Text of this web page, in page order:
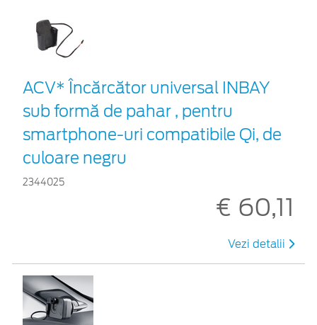
ACV* Încărcător universal INBAY
sub formă de pahar , pentru
smartphone-uri compatibile Qi, de
culoare negru
2344025
€ 60,11
Vezi detalii